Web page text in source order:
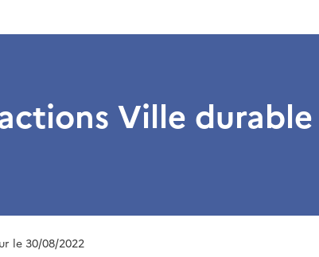
Ville durable
le 30/08/2022